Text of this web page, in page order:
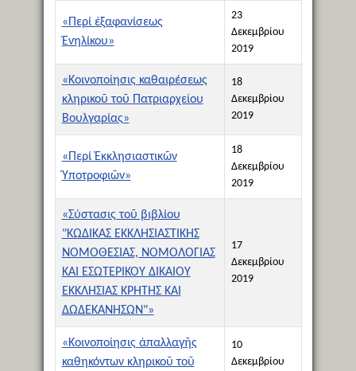
«Περί ἐξαφανίσεως
Ἐνηλίκου»
23
Δεκεμβρίου
2019
«Κοινοποίησις καθαιρέσεως
κληρικοῦ τοῦ Πατριαρχείου
Βουλγαρίας»
18
Δεκεμβρίου
2019
«Περί Ἐκκλησιαστικῶν
Ὑποτροφιῶν»
18
Δεκεμβρίου
2019
«Σύστασις τοῦ βιβλίου
"ΚΩΔΙΚΑΣ ΕΚΚΛΗΣΙΑΣΤΙΚΗΣ
ΝΟΜΟΘΕΣΙΑΣ, ΝΟΜΟΛΟΓΙΑΣ
ΚΑΙ ΕΣΩΤΕΡΙΚΟΥ ΔΙΚΑΙΟΥ
ΕΚΚΛΗΣΙΑΣ ΚΡΗΤΗΣ ΚΑΙ
ΔΩΔΕΚΑΝΗΣΩΝ"»
17
Δεκεμβρίου
2019
«Κοινοποίησις ἀπαλλαγῆς
καθηκόντων κληρικοῦ τοῦ
10
Δεκεμβρίου